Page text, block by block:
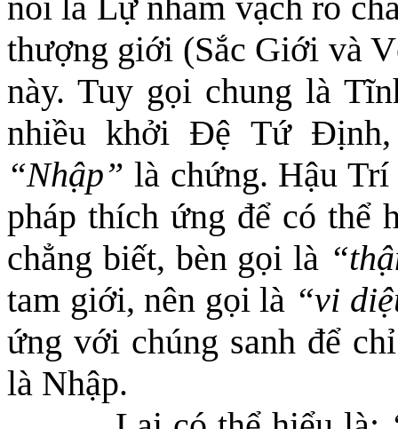
thượng giới (Sắc Giới và
này. Tuy gọi chung là
nhiều khởi Đệ Tứ
“Nhập” là chứng. Hậu
pháp thích ứng để có thể
chẳng biết, bèn gọi là
tam giới, nên gọi là “vi
ứng với chúng sanh để
là Nhập.